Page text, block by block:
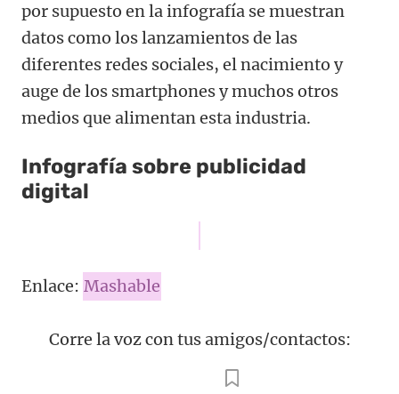
por supuesto en la infografía se muestran
datos como los lanzamientos de las
diferentes redes sociales, el nacimiento y
auge de los smartphones y muchos otros
medios que alimentan esta industria.
Infografía sobre publicidad
digital
Enlace: Mashable
Corre la voz con tus amigos/contactos: